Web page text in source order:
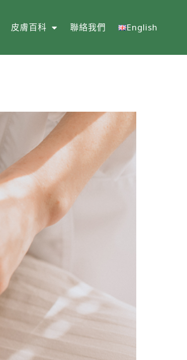
皮膚百科 聯絡我們 English